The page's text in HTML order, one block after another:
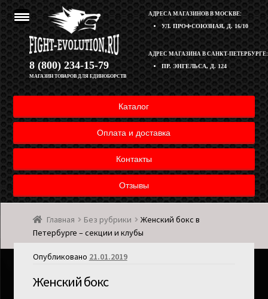
АДРЕСА МАГАЗИНОВ В МОСКВЕ:
УЛ. ПРОФСОЮЗНАЯ, Д. 16/10
АДРЕС МАГАЗИНА В САНКТ-ПЕТЕРБУРГЕ:
ПР. ЭНГЕЛЬСА, Д. 124
8 (800) 234-15-79
МАГАЗИН ТОВАРОВ ДЛЯ ЕДИНОБОРСТВ
Каталог
Оплата и доставка
Контакты
Отзывы
Перейти
к
навигации
Перейти
к
содержимому
Корзина
Полезная информация
Оплата и доставка товара
Мой аккаунт
Главная Без рубрики
Женский бокс в
Петербурге – секции и клубы
Опубликовано 21.01.2019
Женский бокс